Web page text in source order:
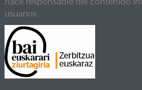
hace responsable del contenido
usuarios.